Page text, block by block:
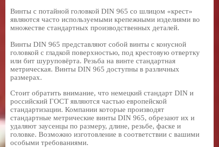
Винты с потайной головкой DIN 965 со шлицом «крест»
являются часто используемыми крепежными изделиями во
множестве стандартных производственных деталей.
Винты DIN 965 представляют собой винты с конусной
головкой с гладкой поверхностью, под крестовую отвертку
или бит шуруповёрта. Резьба на винте стандартная
метрическая. Винты DIN 965 доступны в различных
размерах.
Стоит обратить внимание, что немецкий стандарт DIN и
российский ГОСТ являются частью европейской
стандартизации. Компании которые производят
стандартные метрические винты DIN 965, обрезают их и
удаляют заусенцы по размеру, длине, резьбе, фаске и
головке. Возможно изготовление в соответствии с вашими
особыми требованиями.